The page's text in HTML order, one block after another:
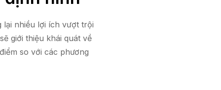
lại nhiều lợi ích vượt trội
giới thiệu khái quát về
so với các phương